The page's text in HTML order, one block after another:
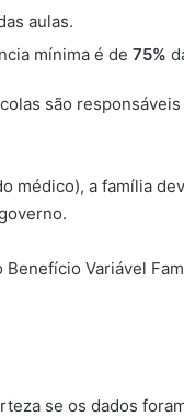
aulas.
mínima é de 75%
são
médico), a família
Benefício Variável
se os dados